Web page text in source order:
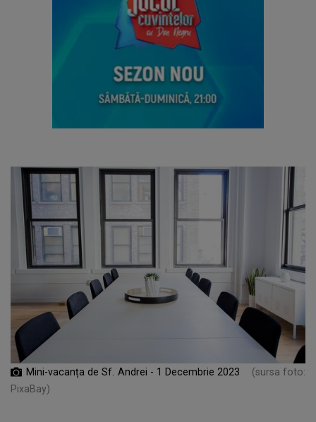
Mini-vacanța de Sf. Andrei - 1 Decembrie 2023
(sursa foto:
PixaBay)